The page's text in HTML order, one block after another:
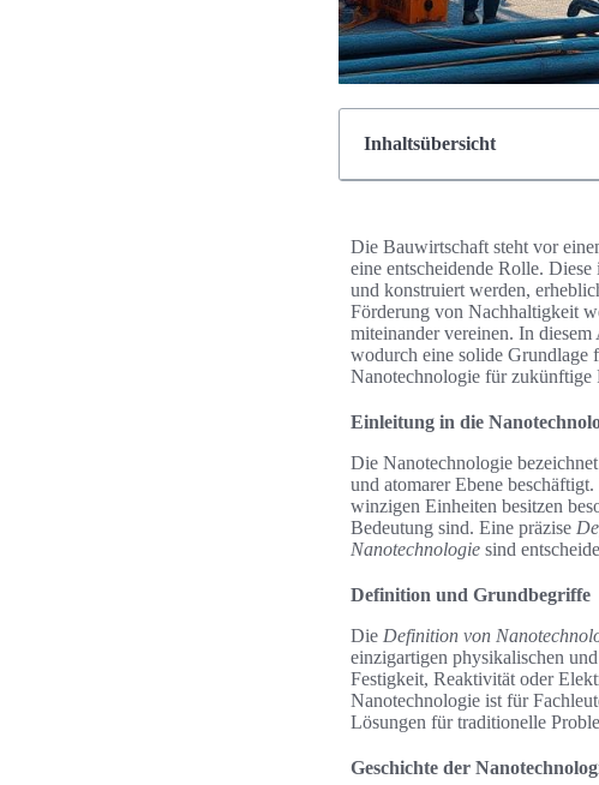
Inhaltsübersicht
Die Bauwirtschaft steht vor
eine entscheidende Rolle.
und konstruiert werden,
Förderung von Nachhaltigkeit
miteinander vereinen. In
wodurch eine solide Grundlage
Nanotechnologie für zukünftige
Einleitung in die
Die Nanotechnologie
und atomarer Ebene
winzigen Einheiten besitzen
Bedeutung sind. Eine präzise
Nanotechnologie sind
Definition und Grundbegriffe
Die Definition von
einzigartigen physikalischen
Festigkeit, Reaktivität oder
Nanotechnologie ist für
Lösungen für traditionelle
Geschichte der